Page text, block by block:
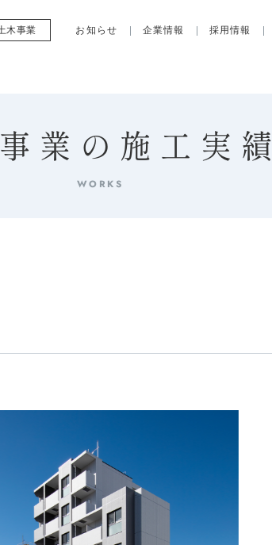
木事業 お知らせ 企業情報 採用情報
業の施工実績
WORKS